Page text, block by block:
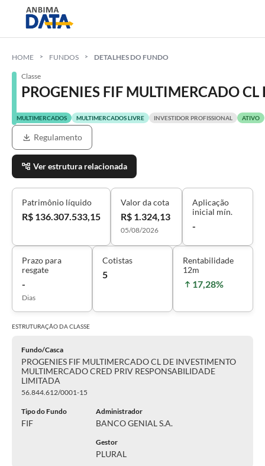
HOME FUNDOS DETALHES DO FUNDO
Classe
PROGENIES FIF MULTIMERCADO
MULTIMERCADOS MULTIMERCADOS LIVRE INVESTIDOR PROFISSIONAL ATIVO
Regulamento
Ver estrutura relacionada
Patrimônio líquido
R$ 136.307.533,15
Valor da cota
R$ 1.324,13
05/08/2026
Aplicação
inicial mín.
-
Prazo para
resgate
-
Dias
Cotistas
5
Rentabilidade
12m
17,28%
ESTRUTURAÇÃO DACLASSE
Fundo/Casca
PROGENIES FIF MULTIMERCADO CL DE INVESTIMENTO
MULTIMERCADO CRED PRIV RESPONSABILIDADE
LIMITADA
56.844.612/0001-15
Tipo do Fundo
FIF
Administrador
BANCO GENIAL S.A.
Gestor
PLURAL